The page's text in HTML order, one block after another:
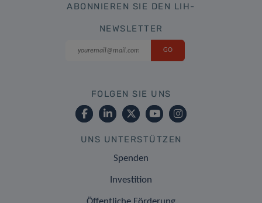
ABONNIEREN SIE DEN LIH-
NEWSLETTER
FOLGEN SIE UNS
UNS UNTERSTÜTZEN
Spenden
Investition